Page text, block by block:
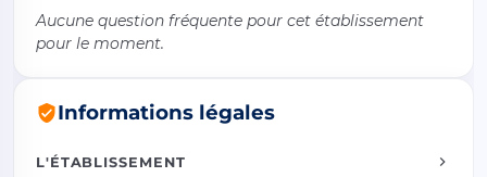
Aucune question fréquente pour cet établissement
pour le moment.
Informations légales
L'ÉTABLISSEMENT